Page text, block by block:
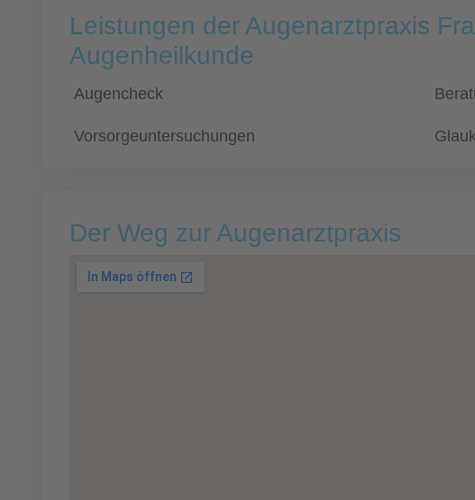
Leistungen der Augenarztpraxis
Augenheilkunde
Augencheck
Vorsorgeuntersuchungen
Der Weg zur Augenarztpraxis